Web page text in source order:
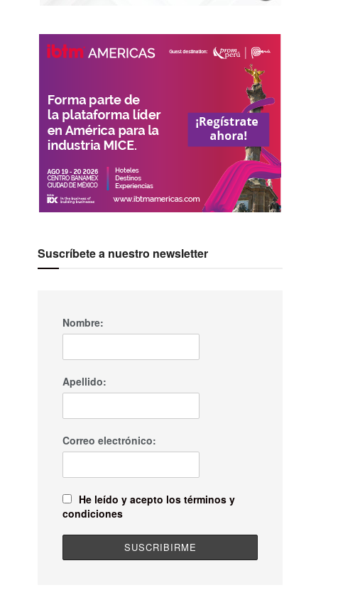
Suscríbete a nuestro newsletter
Nombre:
Apellido:
Correo electrónico:
He leído y acepto los términos y
condiciones